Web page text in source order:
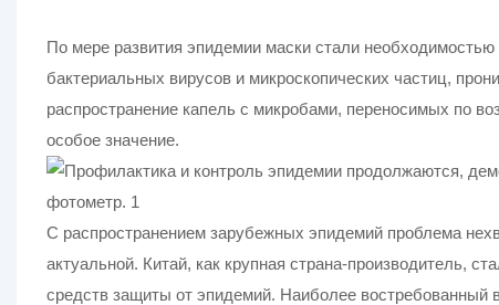
По мере развития эпидемии маски стали
бактериальных вирусов и микроскопических частиц,
распространение капель с микробами, переносимых по
особое значение.
С распространением зарубежных эпидемий проблема
актуальной. Китай, как крупная страна-производитель,
средств защиты от эпидемий. Наиболее